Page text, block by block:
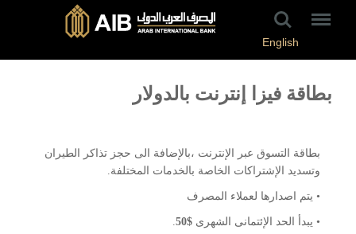
English
بطاقة فيزا إنترنت بالدولار
بطاقة التسوق عبر الإنترنت ،بالإضافة الى حجز تذاكر الطيران
وتسديد الإشتراكات الخاصة بالخدمات المختلفة.
• يتم اصدارها لعملاء المصرف
• يبدأ الحد الإئتمانى الشهرى $50
.